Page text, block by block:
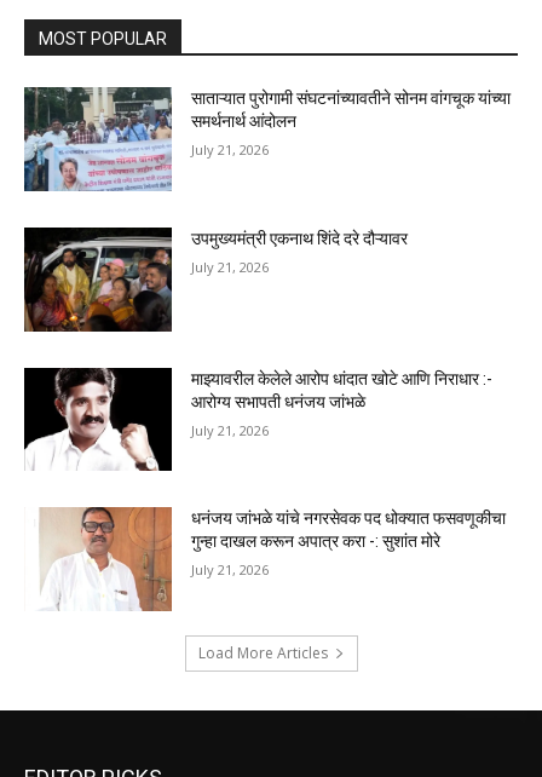
MOST POPULAR
साताऱ्यात पुरोगामी संघटनांच्यावतीने सोनम वांगचूक यांच्या
समर्थनार्थ आंदोलन
July 21, 2026
उपमुख्यमंत्री एकनाथ शिंदे दरे दौऱ्यावर
July 21, 2026
माझ्यावरील केलेले आरोप धांदात खोटे आणि निराधार :-
आरोग्य सभापती धनंजय जांभळे
July 21, 2026
धनंजय जांभळे यांचे नगरसेवक पद धोक्यात फसवणूकीचा
गुन्हा दाखल करून अपात्र करा -: सुशांत मोरे
July 21, 2026
Load More Articles